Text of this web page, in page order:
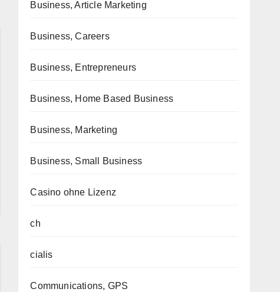
Business, Article Marketing
Business, Careers
Business, Entrepreneurs
Business, Home Based Business
Business, Marketing
Business, Small Business
Casino ohne Lizenz
ch
cialis
Communications, GPS